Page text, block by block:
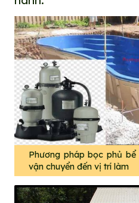
Phương pháp bọc phủ
vận chuyển đến vị trí làm